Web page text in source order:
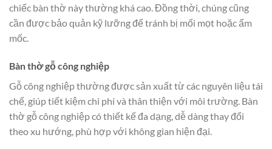
chiếc bàn thờ này thường khá cao. Đồng thời, chúng cũng
cần được bảo quản kỹ lưỡng để tránh bị mối mọt hoặc ẩm
mốc.
Bàn thờ gỗ công nghiệp
Gỗ công nghiệp thường được sản xuất từ các nguyên liệu tái
chế, giúp tiết kiệm chi phí và thân thiện với môi trường. Bàn
thờ gỗ công nghiệp có thiết kế đa dạng, dễ dàng thay đổi
theo xu hướng, phù hợp với không gian hiện đại.